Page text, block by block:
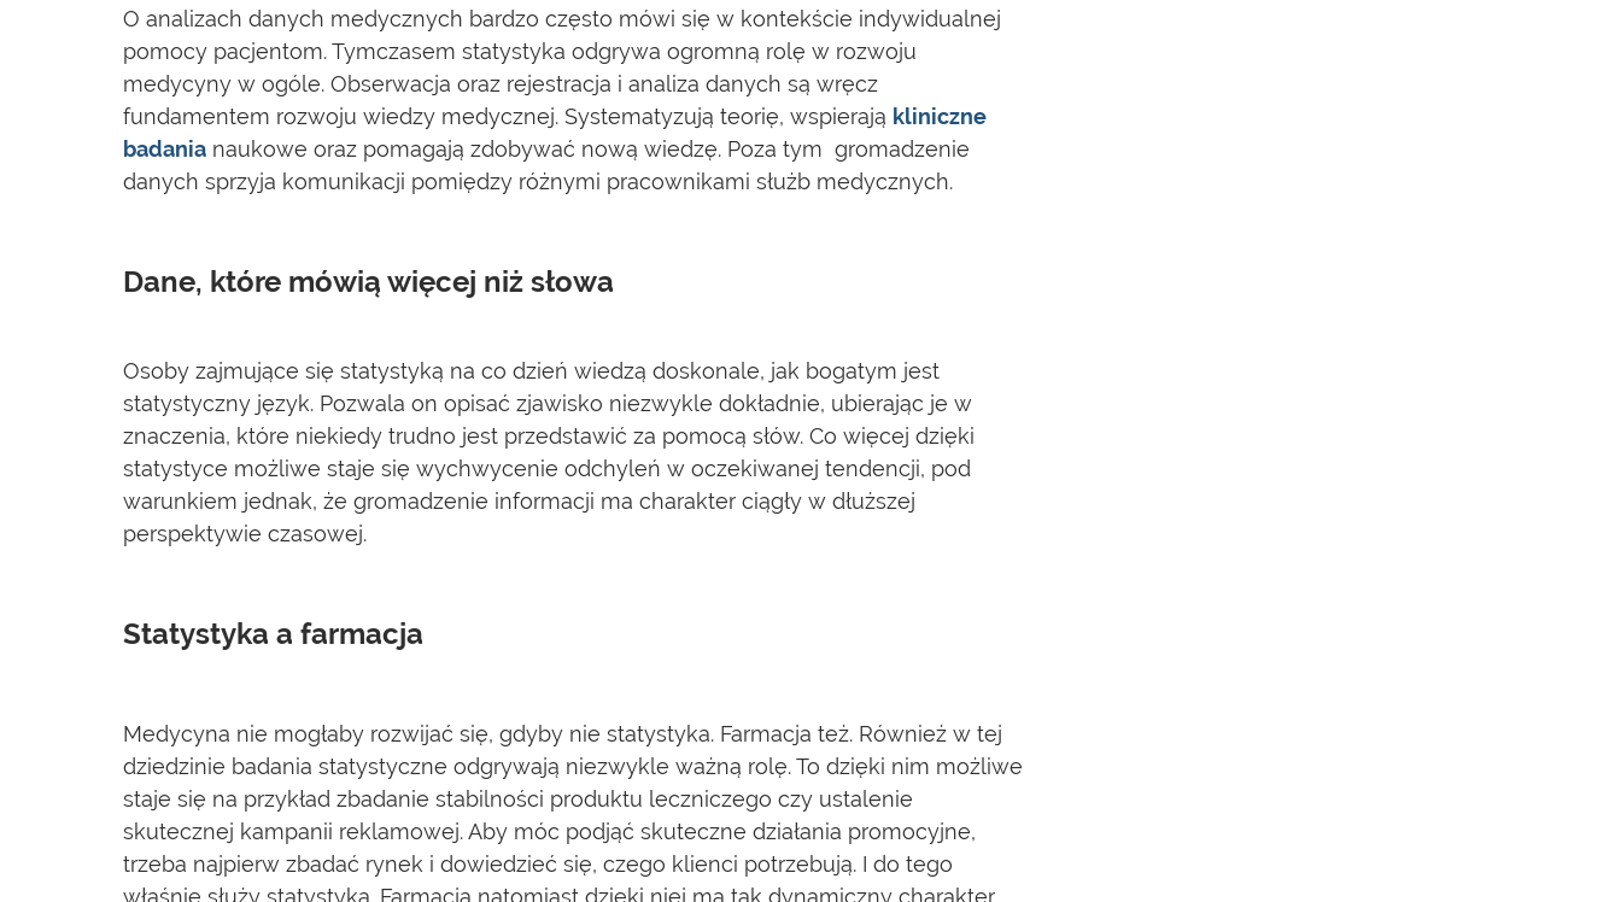
O analizach danych medycznych bardzo często mówi się w kontekście indywidualnej
pomocy pacjentom. Tymczasem statystyka odgrywa ogromną rolę w rozwoju
medycyny w ogóle. Obserwacja oraz rejestracja i analiza danych są wręcz
fundamentem rozwoju wiedzy medycznej. Systematyzują teorię, wspierają kliniczne
badania naukowe oraz pomagają zdobywać nową wiedzę. Poza tym gromadzenie
danych sprzyja komunikacji pomiędzy różnymi pracownikami służb medycznych.
Dane, które mówią więcej niż słowa
Osoby zajmujące się statystyką na co dzień wiedzą doskonale, jak bogatym jest
statystyczny język. Pozwala on opisać zjawisko niezwykle dokładnie, ubierając je w
znaczenia, które niekiedy trudno jest przedstawić za pomocą słów. Co więcej dzięki
statystyce możliwe staje się wychwycenie odchyleń w oczekiwanej tendencji, pod
warunkiem jednak, że gromadzenie informacji ma charakter ciągły w dłuższej
perspektywie czasowej.
Statystyka a farmacja
Medycyna nie mogłaby rozwijać się, gdyby nie statystyka. Farmacja też. Również w tej
dziedzinie badania statystyczne odgrywają niezwykle ważną rolę. To dzięki nim możliwe
staje się na przykład zbadanie stabilności produktu leczniczego czy ustalenie
skutecznej kampanii reklamowej. Aby móc podjąć skuteczne działania promocyjne,
trzeba najpierw zbadać rynek i dowiedzieć się, czego klienci potrzebują. I do tego
właśnie służy statystyka. Farmacja natomiast dzięki niej ma tak dynamiczny charakter.